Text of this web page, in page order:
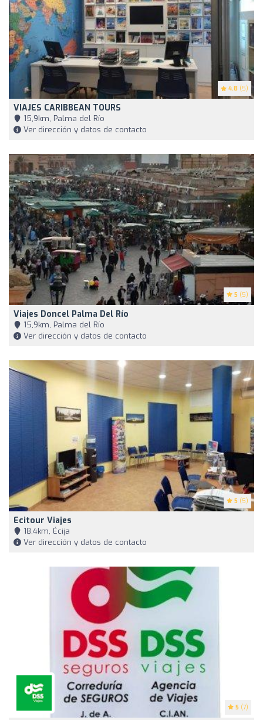
4.8 (5)
VIAJES CARIBBEAN TOURS
15,9km, Palma del Río
Ver dirección y datos de contacto
5 (5)
Viajes Doncel Palma Del Río
15,9km, Palma del Río
Ver dirección y datos de contacto
5 (5)
Ecitour Viajes
18,4km, Écija
Ver dirección y datos de contacto
5 (7)